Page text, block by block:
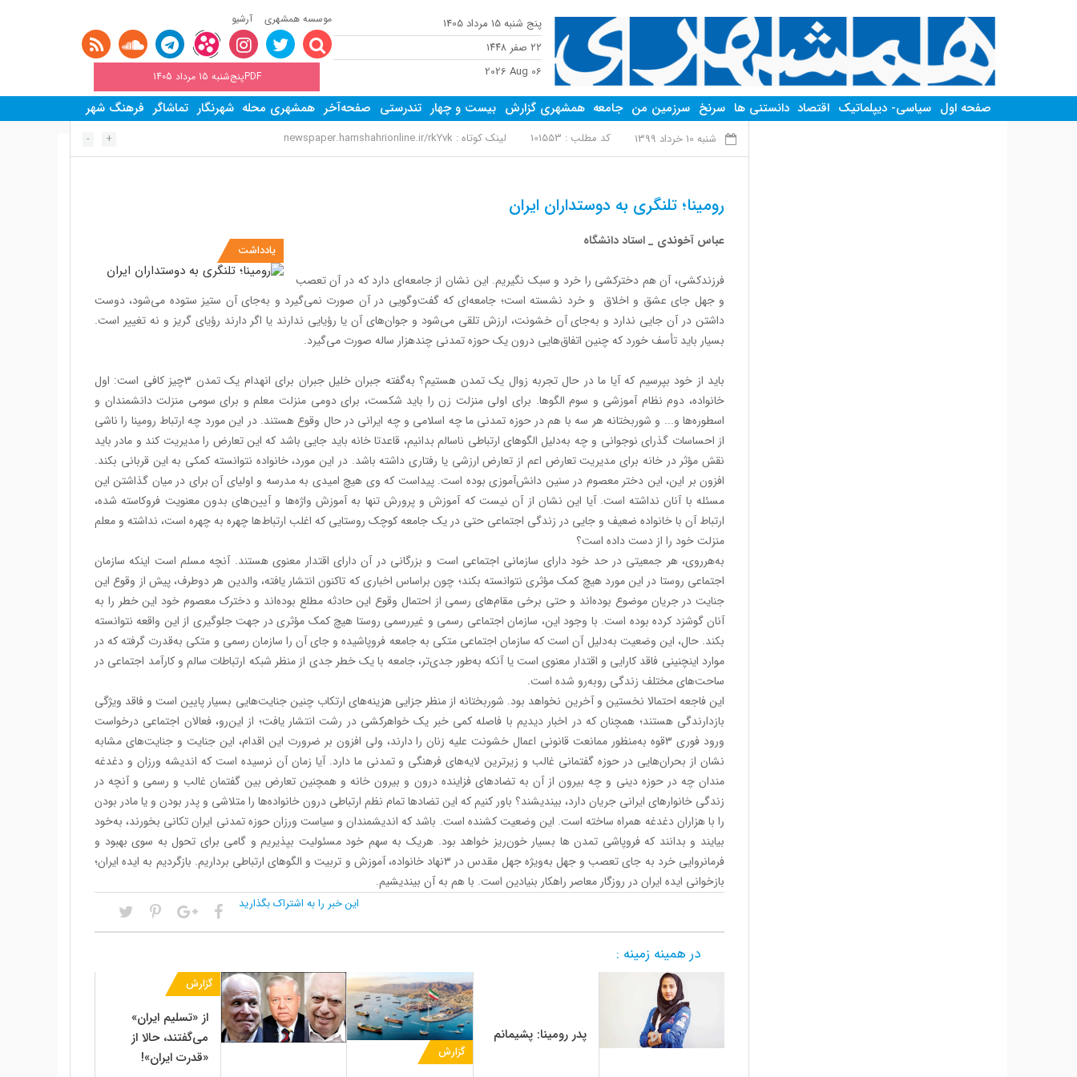
پنج شنبه 15 مرداد 1405
٢٢ صفر ١٤٤٨
2026 Aug 06
موسسه همشهری آرشیو
PDFپنج‌شنبه 15 مرداد 1405
صفحه اول سیاسی- دیپلماتیک اقتصاد دانستنی ها سرنخ سرزمین من جامعه همشهری گزارش بیست و چهار تندرستی صفحه‌آخر همشهری محله شهرنگار تماشاگر فرهنگ شهر
شنبه 10 خرداد 1399 کد مطلب : 101553 لینک کوتاه : newspaper.hamshahrionline.ir/rkYvk
+
-
رومینا؛ تلنگری به دوستداران ایران
یادداشت
عباس آخوندی _ استاد دانشگاه
فرزندکشی، آن هم دخترکشی را خرد و سبک نگیریم. این نشان از جامعه‌ای دارد که در آن تعصب
و جهل جای عشق و اخلاق و خرد نشسته است؛ جامعه‌ای که گفت‌وگویی در آن صورت نمی‌گیرد و به‌جای آن ستیز ستوده می‌شود، دوست
داشتن در آن جایی ندارد و به‌جای آن خشونت، ارزش تلقی می‌شود و جوان‌های آن یا رؤیایی ندارند یا اگر دارند رؤیای گریز و نه تغییر است.
بسیار باید تأسف خورد که چنین اتفاق‌هایی درون یک حوزه تمدنی چندهزار ساله صورت می‌گیرد.
باید از خود بپرسیم که آیا ما در حال تجربه زوال یک تمدن هستیم؟ به‌گفته جبران خلیل جبران برای انهدام یک تمدن ۳چیز کافی است: اول
خانواده، دوم نظام آموزشی و سوم الگوها. برای اولی منزلت زن را باید شکست، برای دومی منزلت معلم و برای سومی منزلت دانشمندان و
اسطوره‌ها و... و شوربختانه هر سه با هم در حوزه تمدنی ما چه اسلامی و چه ایرانی در حال وقوع هستند. در این مورد چه ارتباط رومینا را ناشی
از احساسات گذرای نوجوانی و چه به‌دلیل الگوهای ارتباطی ناسالم بدانیم، قاعدتا خانه باید جایی باشد که این تعارض را مدیریت کند و مادر باید
نقش مؤثر در خانه برای مدیریت تعارض اعم از تعارض ارزشی یا رفتاری داشته باشد. در این مورد، خانواده نتوانسته کمکی به این قربانی بکند.
افزون بر این، این دختر معصوم در سنین دانش‌آموزی بوده است. پیداست که وی هیچ امیدی به مدرسه و اولیای آن برای در میان گذاشتن این
مسئله با آنان نداشته است. آیا این نشان از آن نیست که آموزش و پرورش تنها به آموزش واژه‌ها و آیین‌های بدون معنویت فروکاسته شده،
ارتباط آن با خانواده ضعیف و جایی در زندگی اجتماعی حتی در یک جامعه کوچک روستایی که اغلب ارتباط‌ها چهره به چهره است، نداشته و معلم
منزلت خود را از دست داده است؟
به‌هرروی، هر جمعیتی در حد خود دارای سازمانی اجتماعی است و بزرگانی در آن دارای اقتدار معنوی هستند. آنچه مسلم است اینکه سازمان
اجتماعی روستا در این مورد هیچ کمک مؤثری نتوانسته بکند؛ چون براساس اخباری که تاکنون انتشار یافته، والدین هر دوطرف، پیش از وقوع این
جنایت در جریان موضوع بوده‌اند و حتی برخی مقام‌های رسمی از احتمال وقوع این حادثه مطلع بوده‌اند و دخترک معصوم خود این خطر را به
آنان گوشزد کرده بوده است. با وجود این، سازمان اجتماعی رسمی و غیررسمی روستا هیچ کمک مؤثری در جهت جلوگیری از این واقعه نتوانسته
بکند. حال، این وضعیت به‌دلیل آن است که سازمان اجتماعی متکی به جامعه فروپاشیده و جای آن را سازمان رسمی و متکی به‌قدرت گرفته که در
موارد اینچنینی فاقد کارایی و اقتدار معنوی است یا آنکه به‌طور جدی‌تر، جامعه با یک خطر جدی از منظر شبکه ارتباطات سالم و کارآمد اجتماعی در
ساحت‌های مختلف زندگی روبه‌رو شده است.
این فاجعه احتمالا نخستین و آخرین نخواهد بود. شوربختانه از منظر جزایی هزینه‌های ارتکاب چنین جنایت‌هایی بسیار پایین است و فاقد ویژگی
بازدارندگی هستند؛ همچنان که در اخبار دیدیم با فاصله کمی خبر یک خواهرکشی در رشت انتشار یافت؛ از این‌رو، فعالان اجتماعی درخواست
ورود فوری ۳قوه به‌منظور ممانعت قانونی اعمال خشونت علیه زنان را دارند، ولی افزون بر ضرورت این اقدام، این جنایت و جنایت‌های مشابه
نشان از بحران‌هایی در حوزه گفتمانی غالب و زیرترین لایه‌های فرهنگی و تمدنی ما دارد. آیا زمان آن نرسیده است که اندیشه ورزان و دغدغه
مندان چه در حوزه دینی و چه بیرون از آن به تضادهای فزاینده درون و بیرون خانه و همچنین تعارض بین گفتمان غالب و رسمی و آنچه در
زندگی خانوارهای ایرانی جریان دارد، بیندیشند؟ باور کنیم که این تضادها تمام نظم ارتباطی درون خانواده‌ها را متلاشی و پدر بودن و یا مادر بودن
را با هزاران دغدغه همراه ساخته است. این وضعیت کشنده است. باشد که اندیشمندان و سیاست ورزان حوزه تمدنی ایران تکانی بخورند، به‌خود
بیایند و بدانند که فروپاشی تمدن ها بسیار خون‌ریز خواهد بود. هریک به سهم خود مسئولیت بپذیریم و گامی برای تحول به سوی بهبود و
فرمانروایی خرد به جای تعصب و جهل به‌ویژه جهل مقدس در ۳نهاد خانواده، آموزش و تربیت و الگوهای ارتباطی برداریم. بازگردیم به ایده ایران؛
بازخوانی ایده ایران در روزگار معاصر راهکار بنیادین است. با هم به آن بیندیشیم.
این خبر را به اشتراک بگذارید
در همینه زمینه :
پدر رومینا: پشیمانم
گزارش
گزارش
از «تسلیم ایران»
می‌گفتند، حالا از
«قدرت ایران»!